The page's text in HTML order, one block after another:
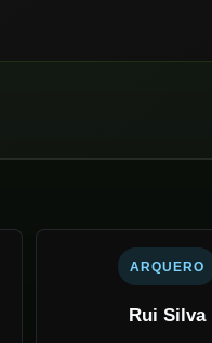
ARQUERO
Rui Silva